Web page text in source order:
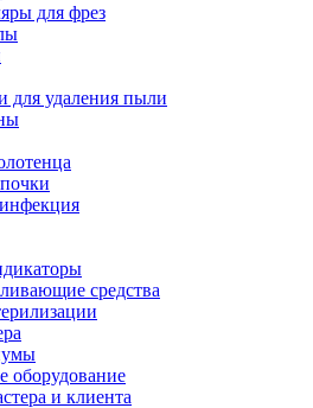
для фрез
для удаления пыли
средства
оборудование
и клиента